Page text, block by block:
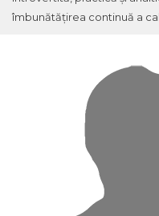
îmbunătățirea continuă a